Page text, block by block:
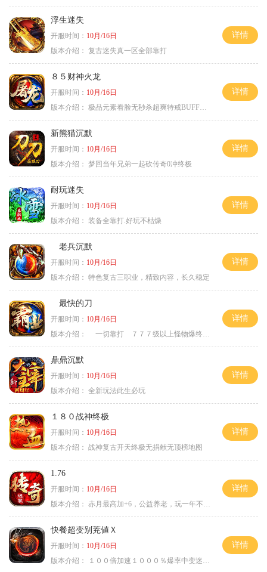
浮生迷失
开服时间： 10月/16日
版本介绍： 复古迷失真一区全部靠打
详情
８５财神火龙
开服时间： 10月/16日
版本介绍： 极品元素看脸无秒杀超爽特戒BUFF无合成
详情
新熊猫沉默
开服时间： 10月/16日
版本介绍： 梦回当年兄弟一起砍传奇0冲终极
详情
耐玩迷失
开服时间： 10月/16日
版本介绍： 装备全靠打.好玩不枯燥
详情
老兵沉默
开服时间： 10月/16日
版本介绍： 特色复古三职业，精致内容，长久稳定
详情
最快的刀
开服时间： 10月/16日
版本介绍：
一切靠打 ７７７级以上怪物爆终极
详情
鼎鼎沉默
开服时间： 10月/16日
版本介绍： 全新玩法此生必玩
详情
１８０战神终极
开服时间： 10月/16日
版本介绍： 战神复古开天终极无捐献无顶榜地图
详情
1.76
开服时间： 10月/16日
版本介绍： 赤月最高加+6，公益养老，玩一年不腻，屠龙
详情
快餐超变别茺値Ｘ
开服时间： 10月/16日
版本介绍：
１００倍加速１０００％爆率中变迷失单职
详情